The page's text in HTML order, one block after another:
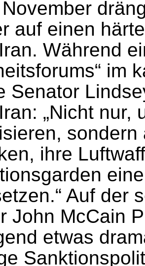
auf einen
Während
im
Senator
„Nicht nur,
ihre
Auf der
John McCain
etwas